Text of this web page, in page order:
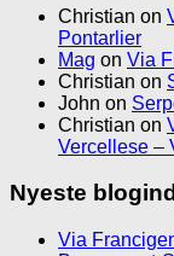
Christian on
Pontarlier
Mag on Via
Christian on
John on
Christian on
Vercellese –
Nyeste
Via